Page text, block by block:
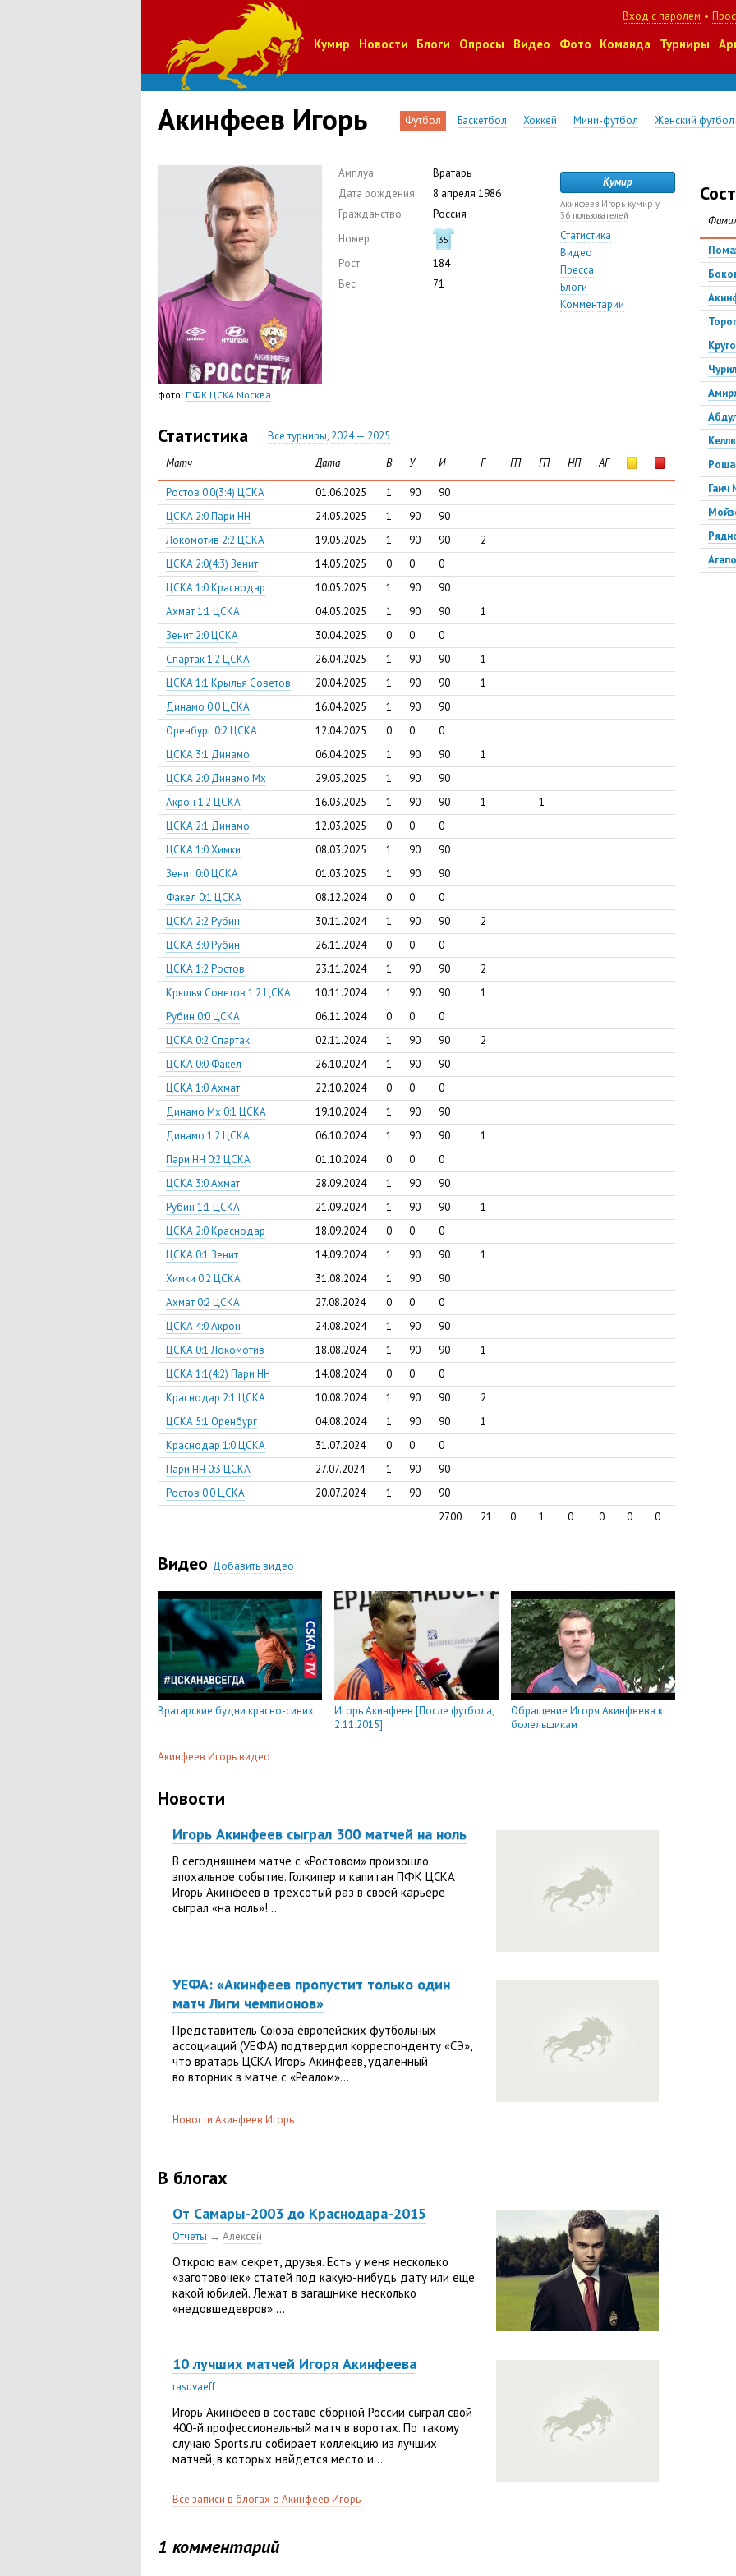
Вход с паролем •
Кумир Новости Блоги Опросы Видео Фото Команда Турниры
Акинфеев Игорь Футбол Баскетбол Хоккей Мини-футбол Женский футбол
фото: ПФК ЦСКА Москва
Амплуа
Вратарь
Дата рождения
8 апреля 1986
Гражданство
Россия
Номер
35
Рост
184
Вес
71
Кумир
Акинфеев Игорь кумир у
36 пользователей
Статистика
Видео
Пресса
Блоги
Комментарии
Статистика
Все турниры, 2024 — 2025
Матч
Дата В У И Г ГП ГП НП АГ
Ростов 0:0(3:4) ЦСКА 01.06.2025 1 90
90
ЦСКА 2:0 Пари НН
24.05.2025 1 90
90
Локомотив 2:2 ЦСКА
19.05.2025 1 90 90
2
ЦСКА 2:0(4:3) Зенит
14.05.2025 0 0
0
ЦСКА 1:0 Краснодар
10.05.2025 1 90
90
Ахмат 1:1 ЦСКА
04.05.2025 1 90 90
1
Зенит 2:0 ЦСКА
30.04.2025 0 0
0
Спартак 1:2 ЦСКА
26.04.2025 1 90 90
1
ЦСКА 1:1 Крылья Советов
20.04.2025 1 90 90
1
Динамо 0:0 ЦСКА
16.04.2025 1 90
90
Оренбург 0:2 ЦСКА
12.04.2025 0 0
0
ЦСКА 3:1 Динамо
06.04.2025 1 90 90
1
ЦСКА 2:0 Динамо Мх
29.03.2025 1 90
90
Акрон 1:2 ЦСКА
16.03.2025 1 90 90 1
1
ЦСКА 2:1 Динамо
12.03.2025 0 0
0
ЦСКА 1:0 Химки
08.03.2025 1 90
90
Зенит 0:0 ЦСКА
01.03.2025 1 90
90
Факел 0:1 ЦСКА
08.12.2024 0 0
0
ЦСКА 2:2 Рубин
30.11.2024 1 90 90
2
ЦСКА 3:0 Рубин
26.11.2024 0 0
0
ЦСКА 1:2 Ростов
23.11.2024 1 90 90
2
Крылья Советов 1:2 ЦСКА
10.11.2024 1 90 90
1
Рубин 0:0 ЦСКА
06.11.2024 0 0
0
ЦСКА 0:2 Спартак
02.11.2024 1 90 90
2
ЦСКА 0:0 Факел
26.10.2024 1 90
90
ЦСКА 1:0 Ахмат
22.10.2024 0 0
0
Динамо Мх 0:1 ЦСКА
19.10.2024 1 90
90
Динамо 1:2 ЦСКА
06.10.2024 1 90 90
1
Пари НН 0:2 ЦСКА
01.10.2024 0 0
0
ЦСКА 3:0 Ахмат
28.09.2024 1 90
90
Рубин 1:1 ЦСКА
21.09.2024 1 90 90
1
ЦСКА 2:0 Краснодар
18.09.2024 0 0
0
ЦСКА 0:1 Зенит
14.09.2024 1 90 90
1
Химки 0:2 ЦСКА
31.08.2024 1 90
90
Ахмат 0:2 ЦСКА
27.08.2024 0 0
0
ЦСКА 4:0 Акрон
24.08.2024 1 90
90
ЦСКА 0:1 Локомотив
18.08.2024 1 90 90
1
ЦСКА 1:1(4:2) Пари НН
14.08.2024 0 0
0
Краснодар 2:1 ЦСКА
10.08.2024 1 90 90
2
ЦСКА 5:1 Оренбург
04.08.2024 1 90 90
1
Краснодар 1:0 ЦСКА
31.07.2024 0 0
0
Пари НН 0:3 ЦСКА
27.07.2024 1 90
90
Ростов 0:0 ЦСКА
20.07.2024 1 90
90
2700
21 0 1 0 0 0 0
Видео Добавить видео
Вратарские будни красно-синих
Игорь Акинфеев [После футбола,
2.11.2015]
Обращение Игоря Акинфеева к
болельщикам
Акинфеев Игорь видео
Новости
Игорь Акинфеев сыграл 300 матчей на ноль
В сегодняшнем матче с «Ростовом» произошло
эпохальное событие. Голкипер и капитан ПФК ЦСКА
Игорь Акинфеев в трехсотый раз в своей карьере
сыграл «на ноль»!...
УЕФА: «Акинфеев пропустит только один
матч Лиги чемпионов»
Представитель Союза европейских футбольных
ассоциаций (УЕФА) подтвердил корреспонденту «СЭ»,
что вратарь ЦСКА Игорь Акинфеев, удаленный
во вторник в матче с «Реалом»...
Новости Акинфеев Игорь
В блогах
От Самары-2003 до Краснодара-2015
Отчеты → Алексей
Открою вам секрет, друзья. Есть у меня несколько
«заготовочек» статей под какую-нибудь дату или еще
какой юбилей. Лежат в загашнике несколько
«недовшедевров»....
10 лучших матчей Игоря Акинфеева
rasuvaeff
Игорь Акинфеев в составе сборной России сыграл свой
400-й профессиональный матч в воротах. По такому
случаю Sports.ru собирает коллекцию из лучших
матчей, в которых найдется место и...
Все записи в блогах о Акинфеев Игорь
1 комментарий
Роша
Гаич